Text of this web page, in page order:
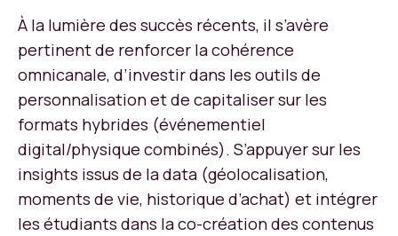
À la lumière des succès récents, il s’avère
pertinent de renforcer la cohérence
omnicanale, d’investir dans les outils de
personnalisation et de capitaliser sur les
formats hybrides (événementiel
digital/physique combinés). S’appuyer sur les
insights issus de la data (géolocalisation,
moments de vie, historique d’achat) et intégrer
les étudiants dans la co-création des contenus